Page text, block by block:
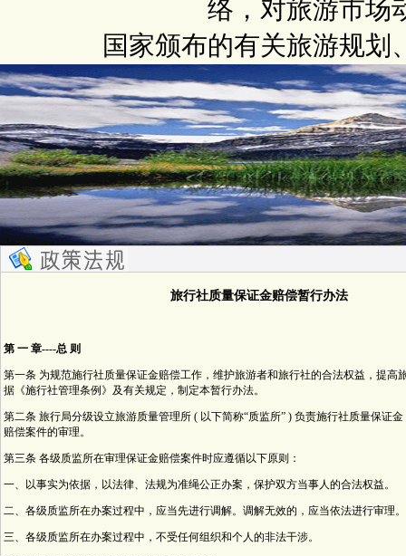
络，对旅游市场
国家颁布的有关旅游规划
旅行社质量保证金赔偿暂行办法
第 一 章----总 则
第一条 为规范施行社质量保证金赔偿工作，维护旅游者和旅行社的合法权益，提高
据《施行社管理条例》及有关规定，制定本暂行办法。
第二条 旅行局分级设立旅游质量管理所 ( 以下简称“质监所” ) 负责施行社质量保证金
赔偿案件的审理。
第三条 各级质监所在审理保证金赔偿案件时应遵循以下原则：
一、以事实为依据，以法律、法规为准绳公正办案，保护双方当事人的合法权益。
二、各级质监所在办案过程中，应当先进行调解。调解无效的，应当依法进行审理。
三、各级质监所在办案过程中，不受任何组织和个人的非法干涉。